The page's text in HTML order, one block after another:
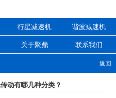
行星减速机 谐波减速机
关于聚鼎 联系我们
返回
动有哪几种分类？